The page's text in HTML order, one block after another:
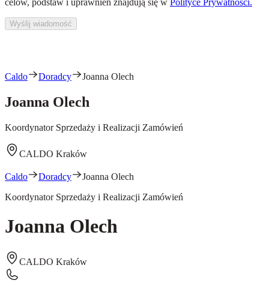
celów, podstaw i uprawnień znajdują się w Polityce Prywatności.
Wyślij wiadomość
Caldo Doradcy Joanna Olech
Joanna Olech
Koordynator Sprzedaży i Realizacji Zamówień
CALDO Kraków
Caldo Doradcy
Joanna Olech
Koordynator Sprzedaży i Realizacji Zamówień
Joanna Olech
CALDO Kraków